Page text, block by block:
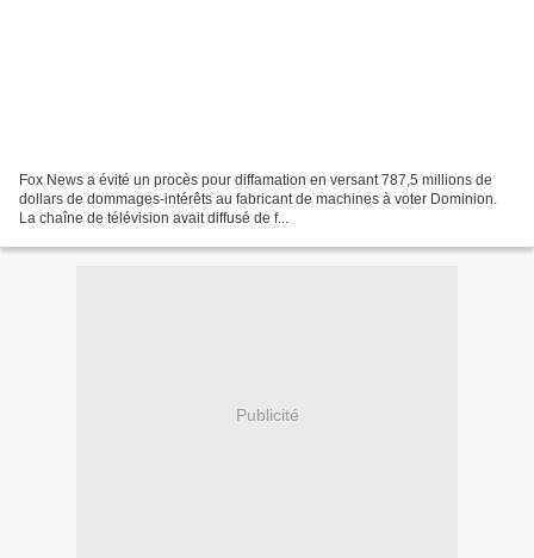
Fox News a évité un procès pour diffamation en versant 787,5 millions de
dollars de dommages-intérêts au fabricant de machines à voter Dominion.
La chaîne de télévision avait diffusé de f...
Publicité